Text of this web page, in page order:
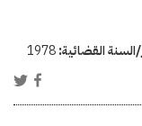
القضائية:1978